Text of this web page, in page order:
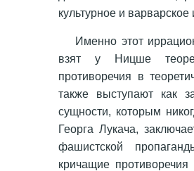
культурное и варварское
Именно этот
взят у Ницше
противоречия в
также выступают как
сущности, которым
Георга Лукача,
фашистской
кричащие